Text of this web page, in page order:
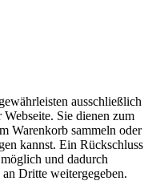
ausschließlich
Sie dienen zum
Warenkorb sammeln oder
kannst. Ein Rückschluss
und dadurch
Dritte weitergegeben.